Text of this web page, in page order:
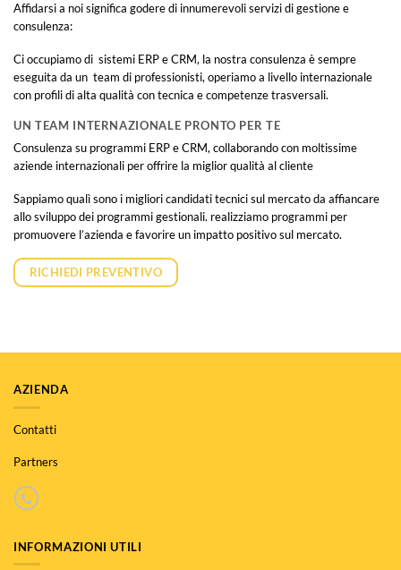
Affidarsi a noi significa godere di innumerevoli servizi di gestione e
consulenza:
Ci occupiamo di sistemi ERP e CRM, la nostra consulenza è sempre
eseguita da un team di professionisti, operiamo a livello internazionale
con profili di alta qualità con tecnica e competenze trasversali.
UN TEAM INTERNAZIONALE PRONTO PER TE
Consulenza su programmi ERP e CRM, collaborando con moltissime
aziende internazionali per offrire la miglior qualità al cliente
Sappiamo qualì sono i migliori candidati tecnici sul mercato da affiancare
allo sviluppo dei programmi gestionali. realizziamo programmi per
promuovere l’azienda e favorire un impatto positivo sul mercato.
RICHIEDI PREVENTIVO
AZIENDA
Contatti
Partners
INFORMAZIONI UTILI